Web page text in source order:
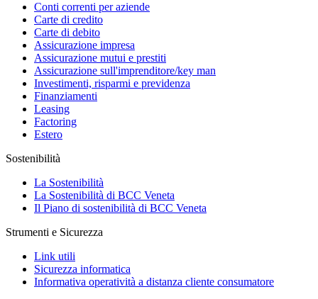
Conti correnti per aziende
Carte di credito
Carte di debito
Assicurazione impresa
Assicurazione mutui e prestiti
Assicurazione sull'imprenditore/key man
Investimenti, risparmi e previdenza
Finanziamenti
Leasing
Factoring
Estero
Sostenibilità
La Sostenibilità
La Sostenibilità di BCC Veneta
Il Piano di sostenibilità di BCC Veneta
Strumenti e Sicurezza
Link utili
Sicurezza informatica
Informativa operatività a distanza cliente consumatore